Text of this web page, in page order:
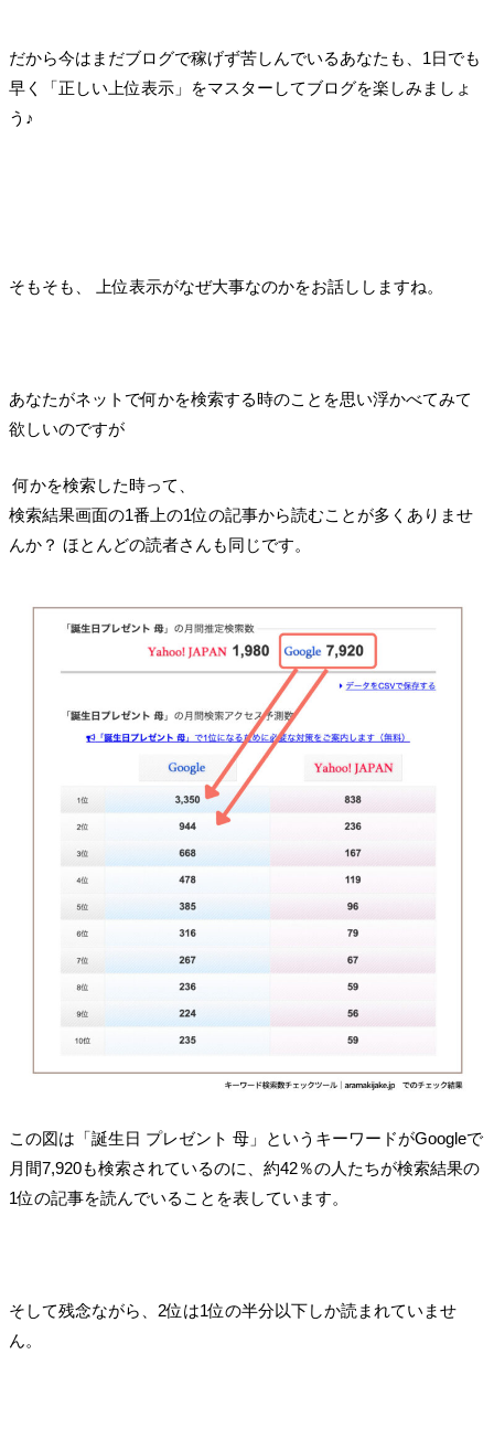
だから今はまだブログで稼げず苦しんでいるあなたも、1日でも
早く「正しい上位表示」をマスターしてブログを楽しみましょ
う♪
そもそも、 上位表示がなぜ大事なのかをお話ししますね。
あなたがネットで何かを検索する時のことを思い浮かべてみて
欲しいのですが
何かを検索した時って、
検索結果画面の1番上の1位の記事から読むことが多くありませ
んか？ ほとんどの読者さんも同じです。
この図は「誕生日 プレゼント 母」というキーワードがGoogleで
月間7,920も検索されているのに、約42％の人たちが検索結果の
1位の記事を読んでいることを表しています。
そして残念ながら、2位は1位の半分以下しか読まれていませ
ん。